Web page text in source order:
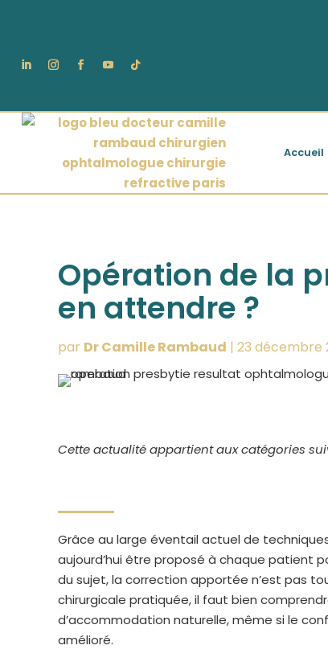
Accueil
Opération de la
en attendre ?
par Dr Camille Rambaud | 23 décembre
Cette actualité appartient aux catégories
Grâce au large éventail actuel de
aujourd’hui être proposé à chaque patient
du sujet, la correction apportée n’est pas
chirurgicale pratiquée, il faut bien
d’accommodation naturelle, même si le
amélioré.